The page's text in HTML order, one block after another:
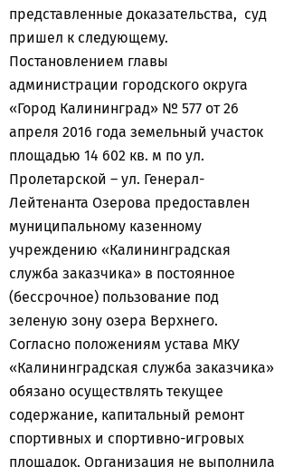
представленные доказательства, суд
пришел к следующему.
Постановлением главы
администрации городского округа
«Город Калининград» № 577 от 26
апреля 2016 года земельный участок
площадью 14 602 кв. м по ул.
Пролетарской – ул. Генерал-
Лейтенанта Озерова предоставлен
муниципальному казенному
учреждению «Калининградская
служба заказчика» в постоянное
(бессрочное) пользование под
зеленую зону озера Верхнего.
Согласно положениям устава МКУ
«Калининградская служба заказчика»
обязано осуществлять текущее
содержание, капитальный ремонт
спортивных и спортивно-игровых
площадок. Организация не выполнила